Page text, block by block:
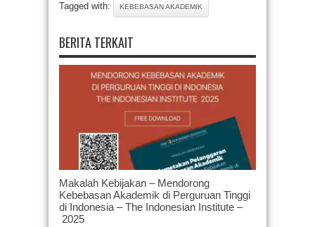
Tagged with: KEBEBASAN AKADEMIK
BERITA TERKAIT
Makalah Kebijakan – Mendorong
Kebebasan Akademik di Perguruan Tinggi
di Indonesia – The Indonesian Institute –
2025